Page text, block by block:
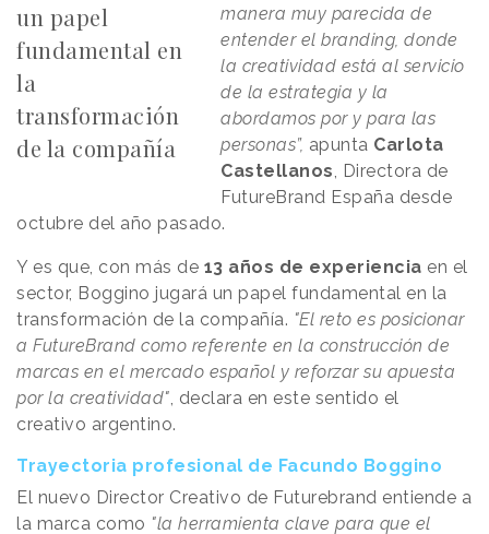
un papel
fundamental en
la
transformación
de la compañía
manera muy parecida de
entender el branding, donde
la creatividad está al servicio
de la estrategia y la
abordamos por y para las
personas”, apunta Carlota
Castellanos , Directora de
FutureBrand España desde
octubre del año pasado.
Y es que, con más de 13 años de experiencia en el
sector, Boggino jugará un papel fundamental en la
transformación de la compañía. "El reto es posicionar
a FutureBrand como referente en la construcción de
marcas en el mercado español y reforzar su apuesta
por la creatividad" , declara en este sentido el
creativo argentino.
Trayectoria profesional de Facundo Boggino
El nuevo Director Creativo de Futurebrand entiende a
la marca como "la herramienta clave para que el